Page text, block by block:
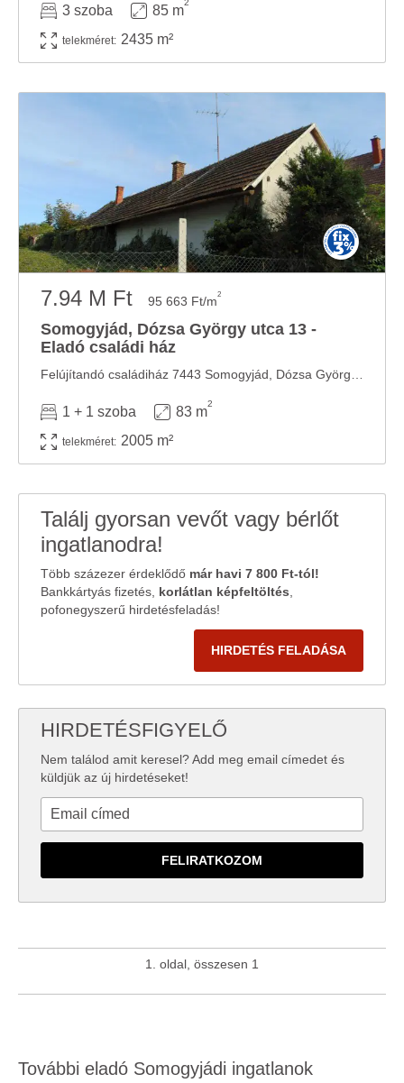
3 szoba 85 m
2
telekméret: 2435 m²
7.94 M Ft 95 663 Ft/m2
Somogyjád, Dózsa György utca 13 -
Eladó családi ház
1 + 1 szoba 83 m
2
telekméret: 2005 m²
Találj gyorsan vevőt vagy bérlőt
ingatlanodra!
Több százezer érdeklődő már havi 7 800 Ft-tól!
Bankkártyás fizetés, korlátlan képfeltöltés
pofonegyszerű hirdetésfeladás!
HIRDETÉS FELADÁSA
HIRDETÉSFIGYELŐ
Nem találod amit keresel? Add meg email címedet és
küldjük az új hirdetéseket!
1. oldal, összesen 1
További eladó Somogyjádi ingatlanok